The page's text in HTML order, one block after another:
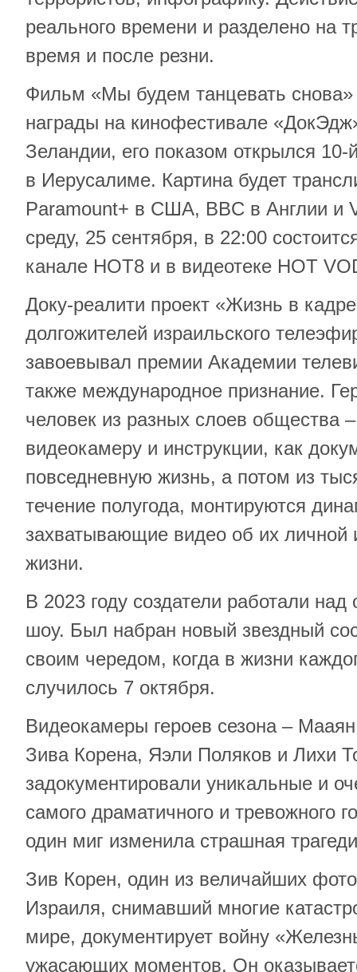
реального времени и разделено на
время и после резни.
Фильм «Мы будем танцевать
награды на кинофестивале
Зеландии, его показом открылся
в Иерусалиме. Картина будет
Paramount+ в США, BBC в Англии и
среду, 25 сентября, в 22:00
канале HOT8 и в видеотеке HOT
Доку-реалити проект «Жизнь в
долгожителей израильского
завоевывал премии Академии
также международное признание.
человек из разных слоев общества
видеокамеру и инструкции, как
повседневную жизнь, а потом из
течение полугода, монтируются
захватывающие видео об их личной
жизни.
В 2023 году создатели работали
шоу. Был набран новый звездный
своим чередом, когда в жизни
случилось 7 октября.
Видеокамеры героев сезона –
Зива Корена, Яэли Поляков и Лихи
задокументировали уникальные и
самого драматичного и тревожного
один миг изменила страшная
Зив Корен, один из величайших
Израиля, снимавший многие
мире, документирует войну
ужасающих моментов. Он